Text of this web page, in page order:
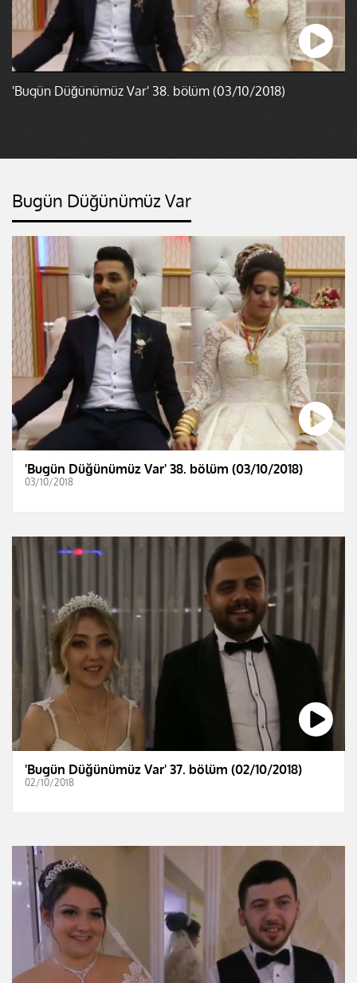
'Bugün Düğünümüz Var' 38. bölüm (03/10/2018)
Bugün Düğünümüz Var
'Bugün Düğünümüz Var' 38. bölüm (03/10/2018)
03/10/2018
'Bugün Düğünümüz Var' 37. bölüm (02/10/2018)
02/10/2018